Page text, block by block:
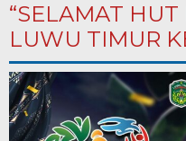
“SELAMAT
LUWU TIMUR